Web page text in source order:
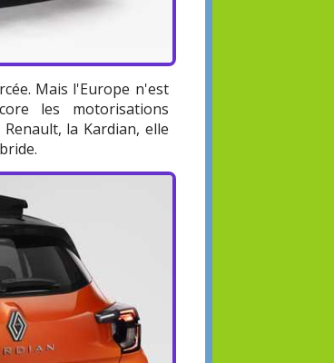
Mais l'Europe n'est
les motorisations
la Kardian, elle